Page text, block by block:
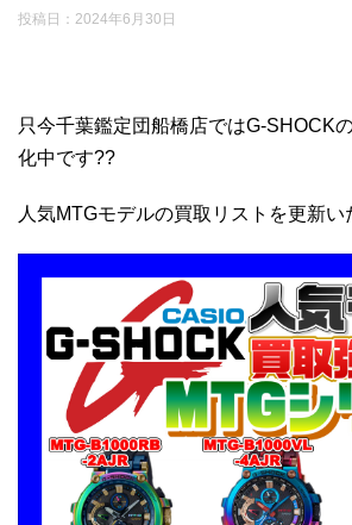
投稿日： 2024年6月30日
只今千葉鑑定団船橋店ではG-SHOCK
化中です??
人気MTGモデルの買取リストを更新い